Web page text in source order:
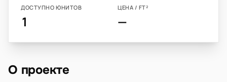
ДОСТУПНО ЮНИТОВ
1
ЦЕНА / FT²
—
О проекте